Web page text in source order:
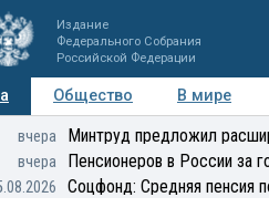
Издание
Федерального Собрания
Российской Федерации
Общество В мире
Мнения Регионы
вчера Минтруд предложил
вчера Пенсионеров в России за
Соцфонд: Средняя пенсия